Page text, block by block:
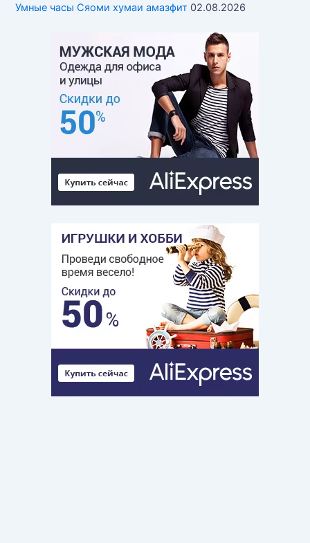
Умные часы Cяоми хумаи амазфит 02.08.2026